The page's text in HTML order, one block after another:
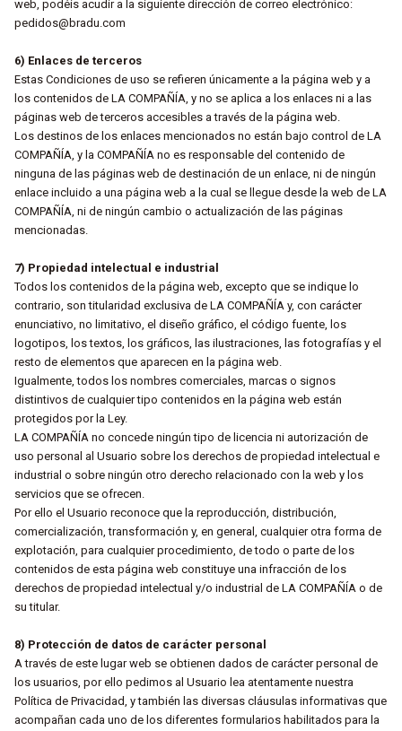
web, podéis acudir a la siguiente dirección de correo electrónico:
pedidos@bradu.com
6) Enlaces de terceros
Estas Condiciones de uso se refieren únicamente a la página web y a
los contenidos de LA COMPAÑÍA, y no se aplica a los enlaces ni a las
páginas web de terceros accesibles a través de la página web.
Los destinos de los enlaces mencionados no están bajo control de LA
COMPAÑÍA, y la COMPAÑÍA no es responsable del contenido de
ninguna de las páginas web de destinación de un enlace, ni de ningún
enlace incluido a una página web a la cual se llegue desde la web de LA
COMPAÑÍA, ni de ningún cambio o actualización de las páginas
mencionadas.
7) Propiedad intelectual e industrial
Todos los contenidos de la página web, excepto que se indique lo
contrario, son titularidad exclusiva de LA COMPAÑÍA y, con carácter
enunciativo, no limitativo, el diseño gráfico, el código fuente, los
logotipos, los textos, los gráficos, las ilustraciones, las fotografías y el
resto de elementos que aparecen en la página web.
Igualmente, todos los nombres comerciales, marcas o signos
distintivos de cualquier tipo contenidos en la página web están
protegidos por la Ley.
LA COMPAÑÍA no concede ningún tipo de licencia ni autorización de
uso personal al Usuario sobre los derechos de propiedad intelectual e
industrial o sobre ningún otro derecho relacionado con la web y los
servicios que se ofrecen.
Por ello el Usuario reconoce que la reproducción, distribución,
comercialización, transformación y, en general, cualquier otra forma de
explotación, para cualquier procedimiento, de todo o parte de los
contenidos de esta página web constituye una infracción de los
derechos de propiedad intelectual y/o industrial de LA COMPAÑÍA o de
su titular.
8) Protección de datos de carácter personal
A través de este lugar web se obtienen dados de carácter personal de
los usuarios, por ello pedimos al Usuario lea atentamente nuestra
Política de Privacidad, y también las diversas cláusulas informativas que
acompañan cada uno de los diferentes formularios habilitados para la